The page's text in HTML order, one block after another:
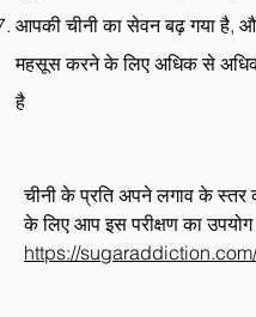
आपकी चीनी का सेवन बढ़ गया है,
महसूस करने के लिए अधिक से
है
चीनी के प्रति अपने लगाव के स्तर
के लिए आप इस परीक्षण का
https://